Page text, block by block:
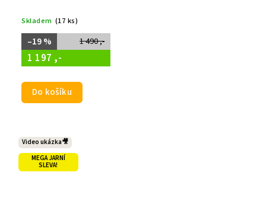
Skladem (17 ks)
1 490 ,-
–19 %
1 197 ,-
Do košíku
Video ukázka🎥
MEGA JARNÍ
SLEVA!